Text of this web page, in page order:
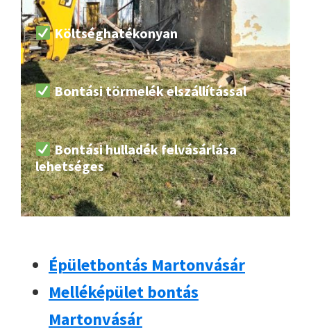
Költséghatékonyan
Bontási törmelék elszállítással
Bontási hulladék felvásárlása
lehetséges
Épületbontás Martonvásár
Melléképület bontás
Martonvásár